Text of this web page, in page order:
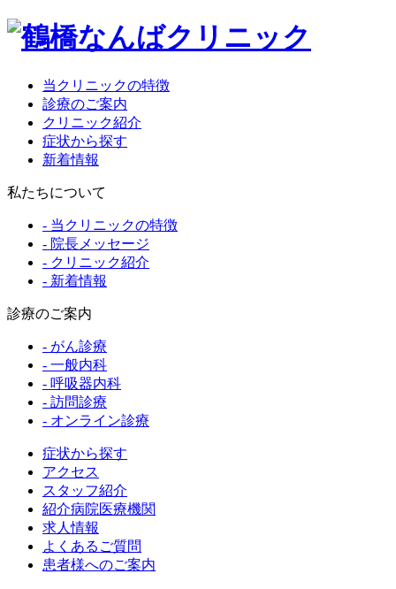
当クリニックの特徴
診療のご案内
クリニック紹介
症状から探す
新着情報
私たちについて
- 当クリニックの特徴
- 院長メッセージ
- クリニック紹介
- 新着情報
診療のご案内
- がん診療
- 一般内科
- 呼吸器内科
- 訪問診療
- オンライン診療
症状から探す
アクセス
スタッフ紹介
紹介病院医療機関
求人情報
よくあるご質問
患者様へのご案内